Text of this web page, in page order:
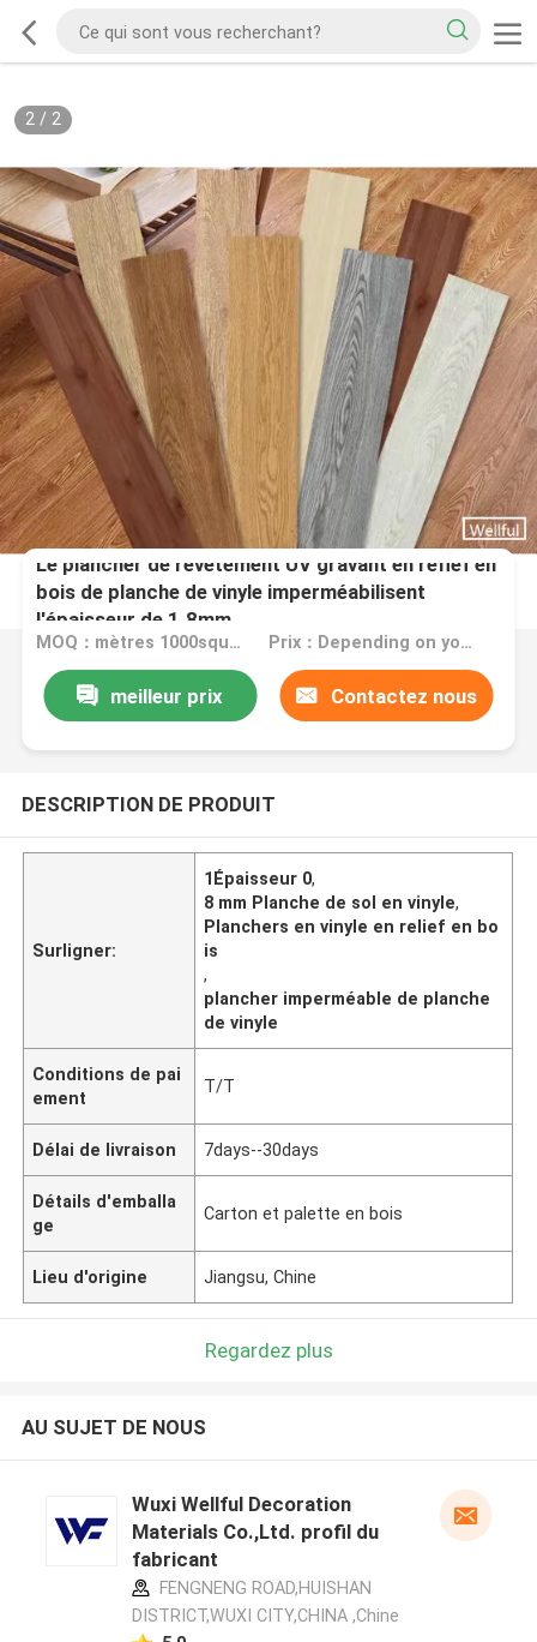
2/ 2
Le plancher de revêtement UV gravant en refief en
bois de planche de vinyle imperméabilisent
l'épaisseur de 1.8mm
MOQ：mètres 1000square Prix：Depending on your quantity,negotiable
meilleur prix Contactez nous
DESCRIPTION DE PRODUIT
Surligner:
1Épaisseur 0,
8 mm Planche de sol en vinyle,
Planchers en vinyle en relief en bo
is
,
plancher imperméable de planche
de vinyle
Conditions de pai
ement
T/T
Délai de livraison 7days--30days
Détails d'emballa
ge
Carton et palette en bois
Lieu d'origine Jiangsu, Chine
Regardez plus
AU SUJET DE NOUS
Wuxi Wellful Decoration
Materials Co.,Ltd. profil du
fabricant
FENGNENG ROAD,HUISHAN
DISTRICT,WUXI CITY,CHINA ,Chine